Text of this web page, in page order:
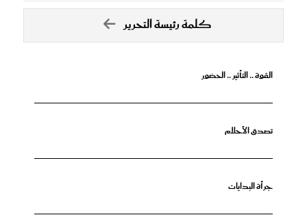
كلمة رئيسة التحرير
القوة .. التأثير .. الحضور
تصدق الأحلام
جرأة البدايات